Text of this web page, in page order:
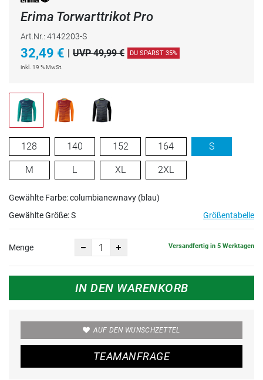
Erima Torwarttrikot Pro
Art.Nr.: 4142203-S
32,49 € | UVP 49,99 € DU SPARST 35%
inkl. 19 % MwSt.
128 140 152 164 S
M L XL 2XL
Gewählte Farbe: columbianewnavy (blau)
Gewählte Größe:S Größentabelle
Menge Versandfertig in 5 Werktagen
IN DEN WARENKORB
AUF DEN WUNSCHZETTEL
TEAMANFRAGE